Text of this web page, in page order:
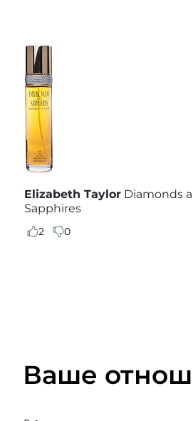
Elizabeth Taylor Diamonds
Sapphires
2 0
Ваше